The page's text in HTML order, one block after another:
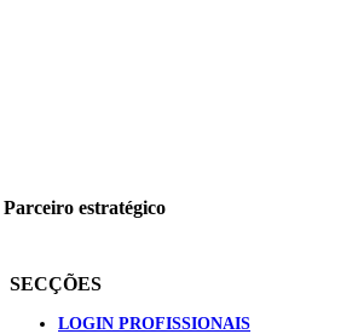
Parceiro estratégico
SECÇÕES
LOGIN PROFISSIONAIS